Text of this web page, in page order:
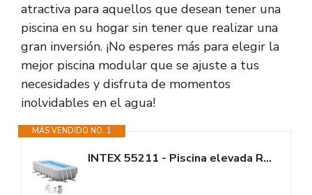
atractiva para aquellos que desean tener una
piscina en su hogar sin tener que realizar una
gran inversión. ¡No esperes más para elegir la
mejor piscina modular que se ajuste a tus
necesidades y disfruta de momentos
inolvidables en el agua!
MÁS VENDIDO NO. 1
INTEX 55211 - Piscina elevada Rectangular Prism Frame con depuradora